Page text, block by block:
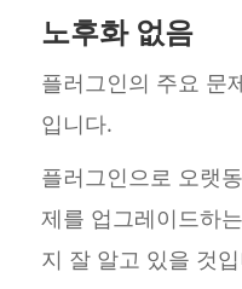
노후화 없음
플러그인의 주요 문
입니다.
플러그인으로 오랫
제를 업그레이드하
지 잘 알고 있을 것